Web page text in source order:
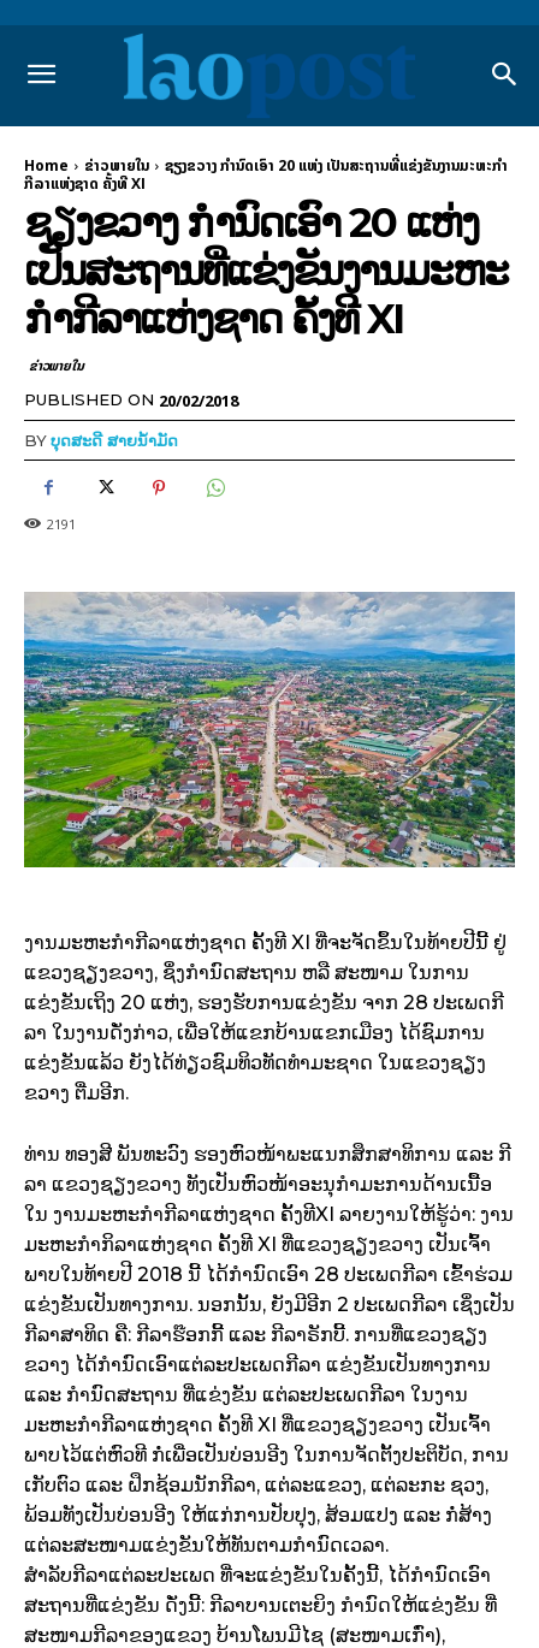
Home ຂ່າວພາຍ​ໃນ
ຊຽງຂວາງ ກຳນົດເອົາ 20 ແຫ່ງ ເປັນສະຖານທີ່ແຂ່ງຂັນງານມະຫະກຳ
ກີລາແຫ່ງຊາດ ຄັ້ງທີ XI
ຊຽງຂວາງ ກຳນົດເອົາ 20 ແຫ່ງ
ເປັນສະຖານທີ່ແຂ່ງຂັນງານມະຫະ
ກຳກີລາແຫ່ງຊາດ ຄັ້ງທີ XI
ຂ່າວພາຍ​ໃນ
PUBLISHED ON 20/02/2018
BYບຸດສະດີ ສາຍນ້ຳມັດ
2191
ງານມະຫະກໍາກີລາແຫ່ງຊາດ ຄັ້ງທີ XI ທີ່ຈະ​ຈັດ​ຂຶ້ນ​ໃນທ້າຍປີນີ້ ຢູ່
ແຂວງຊຽງຂວາງ, ຊຶ່ງກໍານົດສະຖານ ຫລື ສະໜາມ ໃນການ
ແຂ່ງຂັນເຖິງ 20 ແຫ່ງ, ຮອງຮັບການແຂ່ງຂັນ ຈາກ 28 ປະເພດກີ
ລາ ໃນງານດັ່ງກ່າວ, ​ເພື່ອ​ໃຫ້​ແຂກ​ບ້ານ​ແຂກ​ເມືອງ ໄດ້ຊົມການ
ແຂ່ງຂັນ​ແລ້ວ ຍັງໄດ້ທ່ຽວຊົມທິວທັດທໍາມະຊາດ ໃນແຂວງຊຽງ
ຂວາງ ຕື່ມອີກ.
ທ່ານ ທອງສີ ພັນທະວົງ ຮອງຫົວໜ້າພະແນກສຶກສາທິການ ແລະ ກີ
ລາ ແຂວງຊຽງຂວາງ ທັງ​ເປັນຫົວໜ້າອະນຸກໍາມະການດ້ານເນື້ອ
ໃນ ງານມະຫະກໍາກີລາແຫ່ງຊາດ ຄັ້ງທີXI ລາຍງານໃຫ້ຮູ້ວ່າ: ງານ
ມະຫະກໍາກິລາແຫ່ງຊາດ ຄັ້ງທີ XI ທີ່ແຂວງຊຽງຂວາງ ເປັນເຈົ້າ
ພາບໃນທ້າຍປີ 2018 ນີ້ ໄດ້ກໍານົດເອົາ 28 ປະເພດກີລາ ເຂົ້າຮ່ວມ
ແຂ່ງຂັນເປັນທາງການ. ນອກນັ້ນ, ຍັງມີອີກ 2 ປະເພດກີລາ ເຊິ່ງເປັນ
ກີລາສາທິດ ຄື: ກີລາຮ໊ອກກີ້ ແລະ ກີລາຣັກບີ້. ການທີ່ແຂວງຊຽງ
ຂວາງ ໄດ້ກໍານົດເອົາແຕ່ລະປະເພດກີລາ ແຂ່ງຂັນເປັນທາງການ
ແລະ ກໍານົດສະຖານ ທີ່ແຂ່ງຂັນ ແຕ່ລະປະເພດກີລາ ໃນງານ
ມະຫະກໍາກີລາແຫ່ງຊາດ ຄັ້ງທີ XI ທີ່ແຂວງຊຽງຂວາງ ເປັນເຈົ້າ
ພາບໄວ້ແຕ່ຫົວທີ ກໍ່ເພື່ອເປັນບ່ອນອີງ ໃນການຈັດຕັ້ງປະຕິບັດ, ການ
ເກັບຕົວ ແລະ ຝຶກຊ້ອມນັກກີລາ, ແຕ່ລະແຂວງ, ແຕ່ລະກະ ຊວງ,
ພ້ອມທັງເປັນບ່ອນອີງ ໃຫ້ແກ່ການປັບປຸງ, ສ້ອມແປງ ແລະ ກໍ່ສ້າງ
ແຕ່ລະສະໜາມແຂ່ງຂັນໃຫ້ທັນຕາມກໍານົດເວລາ.
ສໍາລັບກີລາແຕ່ລະປະເພດ ທີ່ຈະແຂ່ງຂັນໃນຄັ້ງນີ້, ໄດ້ກໍານົດເອົາ
ສະຖານທີ່ແຂ່ງຂັນ ດັ່ງນີ້: ກີລາບານເຕະຍິງ ກໍານົດໃຫ້ແຂ່ງຂັນ ທີ່
ສະໜາມກີລາຂອງແຂວງ ບ້ານໂພນມີໄຊ (ສະໜາມເກົ່າ),